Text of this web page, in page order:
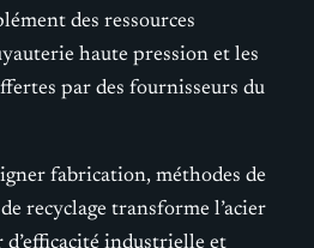
des ressources
haute pression et les
par des fournisseurs du
fabrication, méthodes de
recyclage transforme l’acier
industrielle et